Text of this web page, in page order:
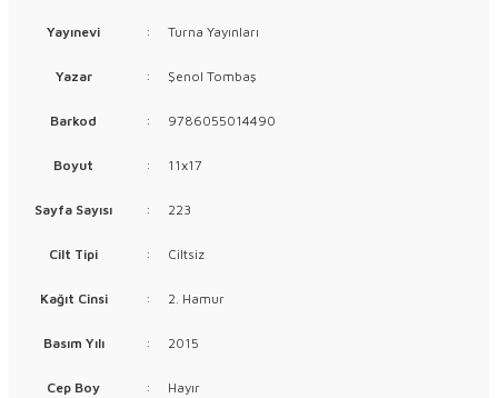
Yayınevi : Turna Yayınları
Yazar : Şenol Tombaş
Barkod : 9786055014490
Boyut : 11x17
Sayfa Sayısı : 223
Cilt Tipi : Ciltsiz
Kağıt Cinsi : 2. Hamur
Basım Yılı : 2015
Cep Boy : Hayır